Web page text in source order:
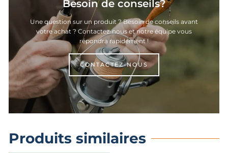
Besoin de conseils?
Une question sur un produit ? Besoin de conseils avant
votre achat ? Contactez-nous et notre équipe vous
répondra rapidement !
CONTACTEZ-NOUS
Produits similaires